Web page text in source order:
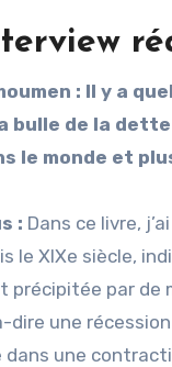
: Il y a
bulle de la
le monde et
: Dans ce livre,
le XIXe siècle,
précipitée par de
dire une
dans une